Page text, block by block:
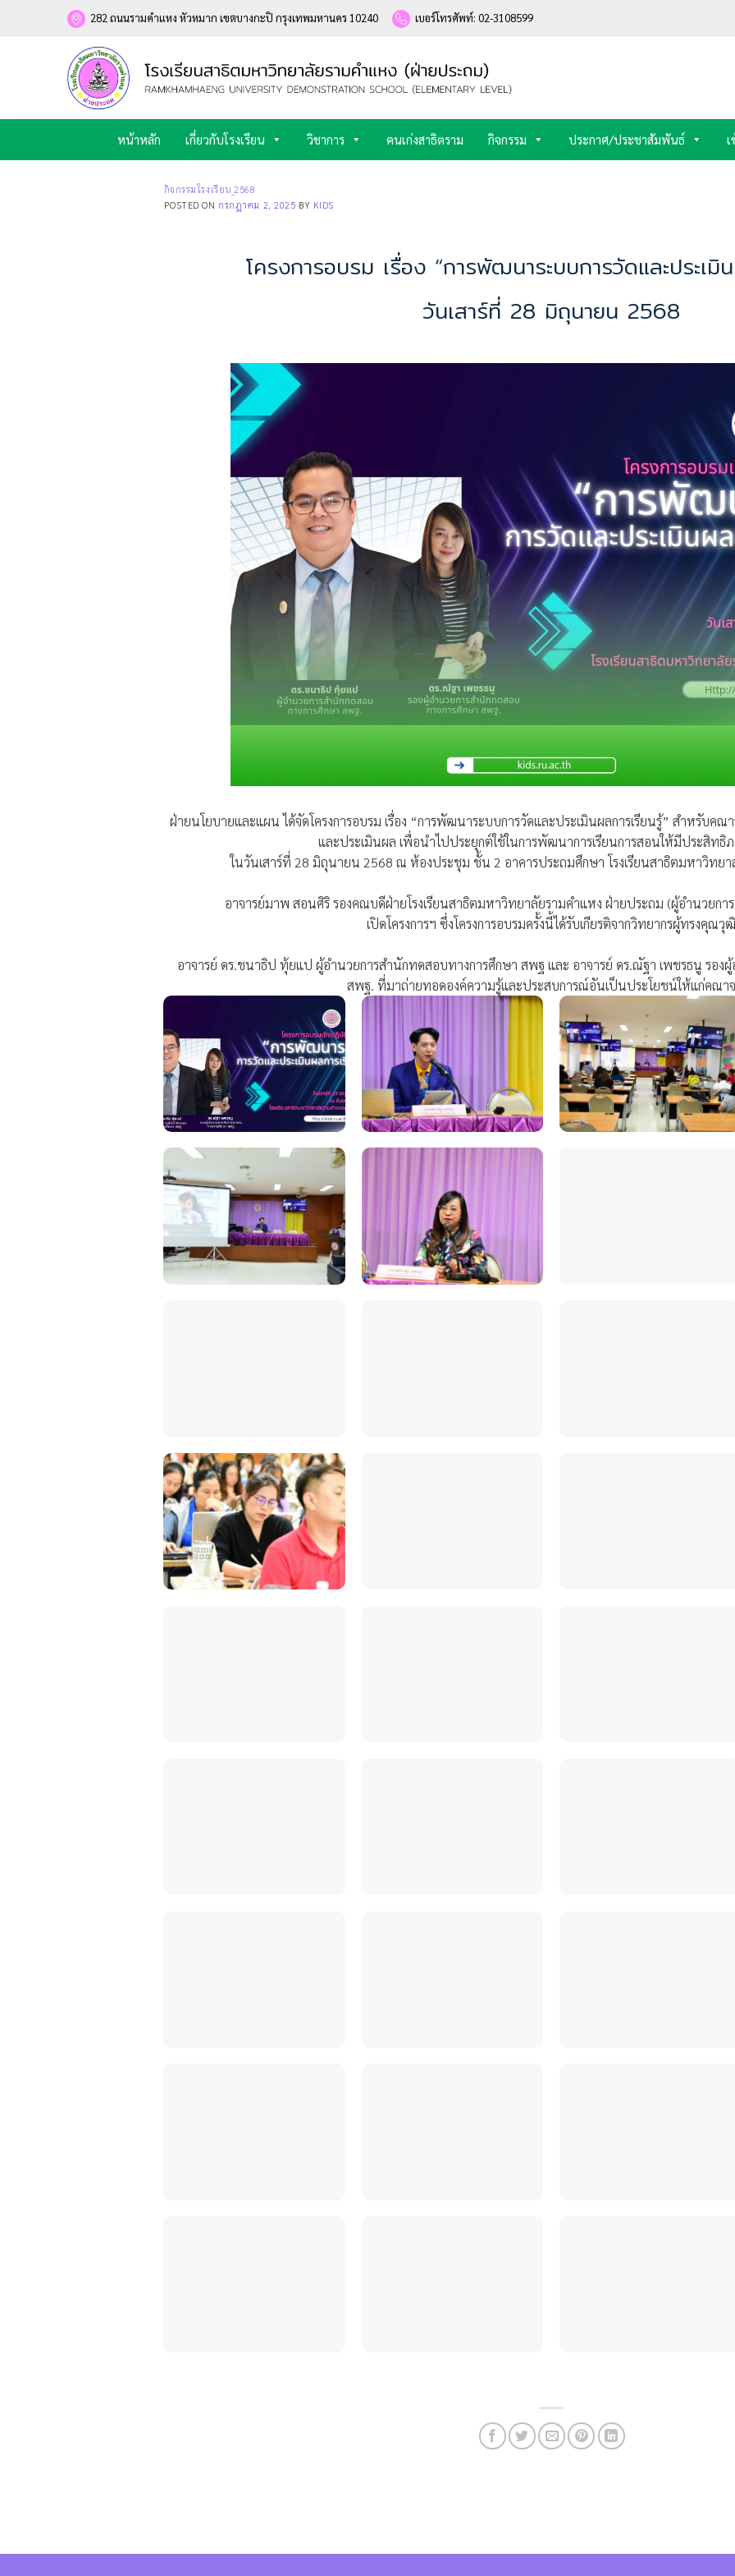
282 ถนนรามคำแหง หัวหมาก เขตบางกะปิ กรุงเทพมหานคร 10240 เบอร์โทรศัพท์: 02-3108599
หน้าหลัก เกี่ยวกับโรงเรียน วิชาการ คนเก่งสาธิตราม กิจกรรม ประกาศ/ประชาสัมพันธ์
กิจกรรมโรงเรียน_2568
POSTED ON กรกฎาคม 2, 2025 BY KIDS
โครงการอบรม เรื่อง “การพัฒนาระบบการวัดและประเมิ
วันเสาร์ที่ 28 มิถุนายน 2568
ฝ่ายนโยบายและแผน ได้จัดโครงการอบรม เรื่อง “การพัฒนาระบบการวัดและประเมินผลการเรียนรู้” สำหรับ
และประเมินผล เพื่อนำไปประยุกต์ใช้ในการพัฒนาการเรียนการสอนให้มีประสิทธิ
ในวันเสาร์ที่ 28 มิถุนายน 2568 ณ ห้องประชุม ชั้น 2 อาคารประถมศึกษา โรงเรียนสาธิตมหาวิทย
อาจารย์มาพ สอนศิริ รองคณบดีฝ่ายโรงเรียนสาธิตมหาวิทยาลัยรามคำแหง ฝ่ายประถม (ผู้อำนวยกา
เปิดโครงการฯ ซึ่งโครงการอบรมครั้งนี้ได้รับเกียรติจากวิทยากรผู้ทรงคุณวุฒิ
อาจารย์ ดร.ชนาธิป ทุ้ยแป ผู้อำนวยการสำนักทดสอบทางการศึกษา สพฐ และ อาจารย์ ดร.ณัฐา เพชรธนู รอง
สพฐ. ที่มาถ่ายทอดองค์ความรู้และประสบการณ์อันเป็นประโยชน์ให้แก่คณา